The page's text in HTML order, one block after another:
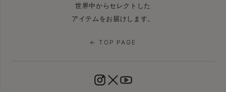
世界中からセレクトした
アイテムをお届けします。
← TOP PAGE